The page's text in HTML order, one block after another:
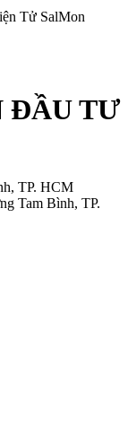
ĐẦU TƯ
TP. HCM
Tam Bình, TP.